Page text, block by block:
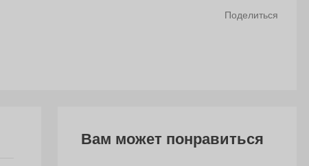
Поделиться
Вам может понравиться